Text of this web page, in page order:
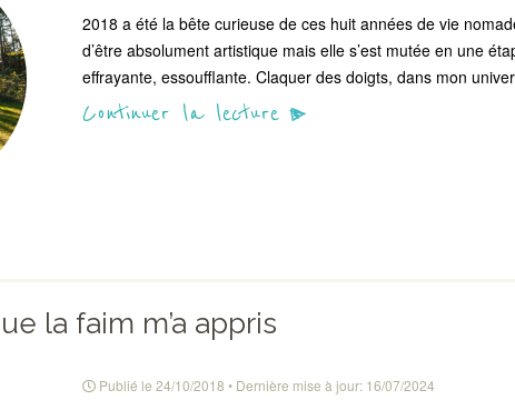
2018 a été la bête curieuse de ces huit années de vie
d’être absolument artistique mais elle s’est mutée en une
effrayante, essoufflante. Claquer des doigts, dans mon
Continuer la lecture
la faim m’a appris
Publié le 24/10/2018 • Dernière mise à jour: 16/07/2024